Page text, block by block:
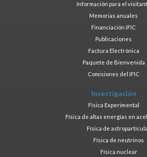
Información para el
Memorias anuales
Financiación IFIC
Publicaciones
Factura Electrónica
Paquete de Bienvenida
Comisiones del IFIC
Investigación
Física Experimental
Física de altas energías en
Física de
Física de neutrinos
Física nuclear